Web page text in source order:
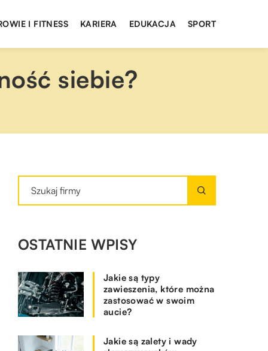
I FITNESS KARIERA EDUKACJA SPORT
siebie?
OSTATNIE WPISY
Jakie są typy
zawieszenia, które można
zastosować w swoim
aucie?
Jakie są zalety i wady